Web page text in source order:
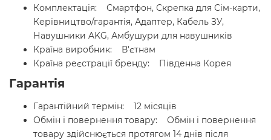
Комплектація: Смартфон, Скрепка для Сім-карти,
Керівництво/гарантія, Адаптер, Кабель ЗУ,
Навушники AKG, Амбушури для навушників
Країна виробник: В'єтнам
Країна реєстрації бренду: Південна Корея
Гарантія
Гарантійний термін: 12 місяців
Обмін і повернення товару: Обмін і повернення
товару здійснюється протягом 14 днів після